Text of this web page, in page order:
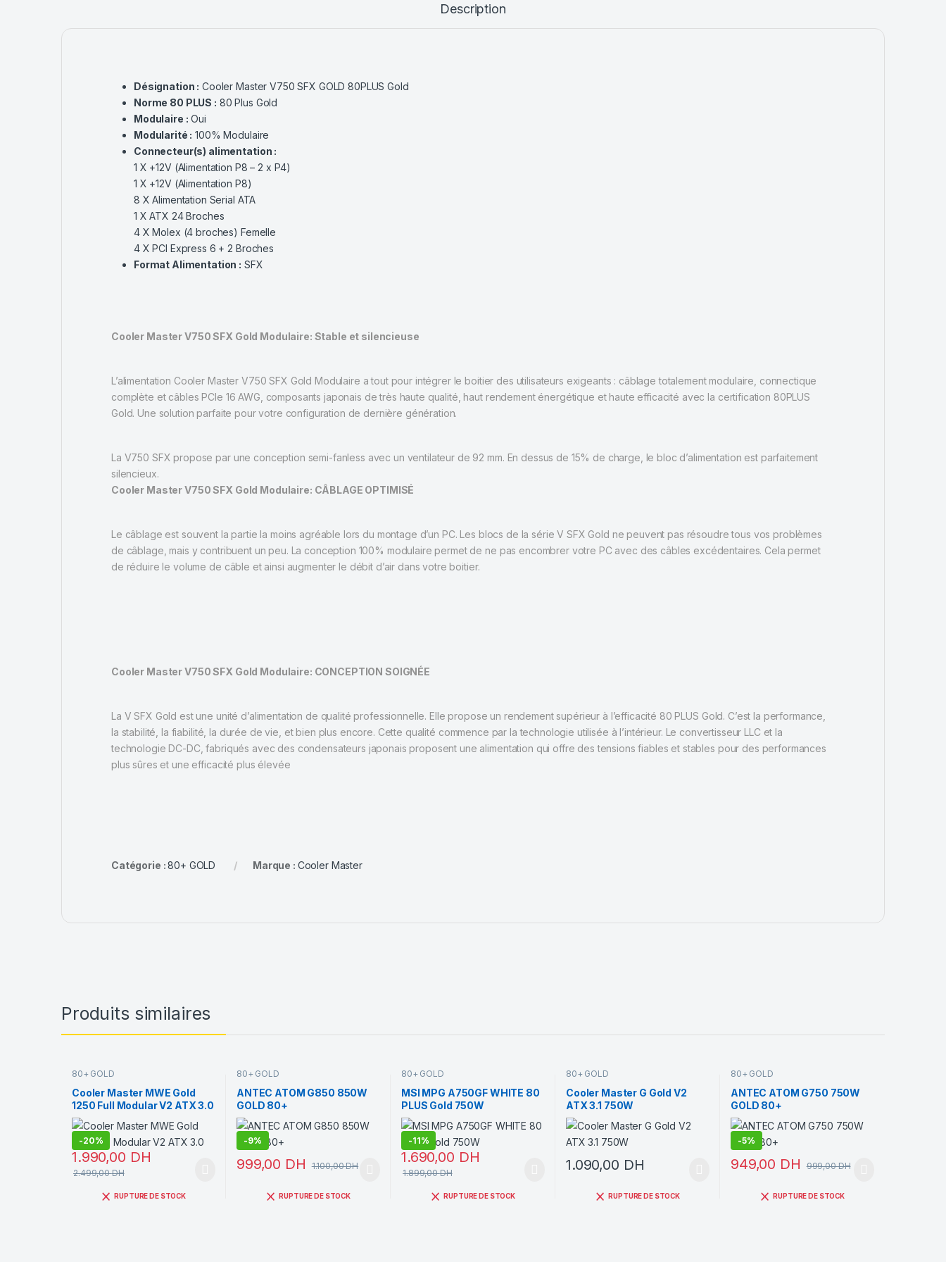
Description
Désignation : Cooler Master V750 SFX GOLD 80PLUS Gold
Norme 80 PLUS : 80 Plus Gold
Modulaire : Oui
Modularité : 100% Modulaire
Connecteur(s) alimentation :
1 X +12V (Alimentation P8 – 2 x P4)
1 X +12V (Alimentation P8)
8 X Alimentation Serial ATA
1 X ATX 24 Broches
4 X Molex (4 broches) Femelle
4 X PCI Express 6 + 2 Broches
Format Alimentation : SFX
Cooler Master V750 SFX Gold Modulaire: Stable et silencieuse
L’alimentation Cooler Master V750 SFX Gold Modulaire a tout pour intégrer le boitier des utilisateurs exigeants : câblage totalement modulaire, connectique
complète et câbles PCIe 16 AWG, composants japonais de très haute qualité, haut rendement énergétique et haute efficacité avec la certification 80PLUS
Gold. Une solution parfaite pour votre configuration de dernière génération.
La V750 SFX propose par une conception semi-fanless avec un ventilateur de 92 mm. En dessus de 15% de charge, le bloc d’alimentation est parfaitement
silencieux.
Cooler Master V750 SFX Gold Modulaire: CÂBLAGE OPTIMISÉ
Le câblage est souvent la partie la moins agréable lors du montage d’un PC. Les blocs de la série V SFX Gold ne peuvent pas résoudre tous vos problèmes
de câblage, mais y contribuent un peu. La conception 100% modulaire permet de ne pas encombrer votre PC avec des câbles excédentaires. Cela permet
de réduire le volume de câble et ainsi augmenter le débit d’air dans votre boitier.
Cooler Master V750 SFX Gold Modulaire: CONCEPTION SOIGNÉE
La V SFX Gold est une unité d’alimentation de qualité professionnelle. Elle propose un rendement supérieur à l’efficacité 80 PLUS Gold. C’est la performance,
la stabilité, la fiabilité, la durée de vie, et bien plus encore. Cette qualité commence par la technologie utilisée à l’intérieur. Le convertisseur LLC et la
technologie DC-DC, fabriqués avec des condensateurs japonais proposent une alimentation qui offre des tensions fiables et stables pour des performances
plus sûres et une efficacité plus élevée
Catégorie :80+ GOLD Marque : Cooler Master
Produits similaires
80+ GOLD
Cooler Master MWE Gold
1250 Full Modular V2 ATX 3.0
-20%
1.990,00 DH
2.499,00DH
RUPTURE DE STOCK
80+ GOLD
ANTEC ATOM G850 850W
GOLD 80+
-9%
999,00 DH 1.100,00DH
RUPTURE DE STOCK
80+ GOLD
MSI MPG A750GF WHITE 80
PLUS Gold 750W
-11%
1.690,00 DH
1.899,00DH
RUPTURE DE STOCK
80+ GOLD
Cooler Master G Gold V2
ATX 3.1 750W
1.090,00 DH
RUPTURE DE STOCK
80+ GOLD
ANTEC ATOM G750 750W
GOLD 80+
-5%
949,00 DH 999,00DH
RUPTURE DE STOCK